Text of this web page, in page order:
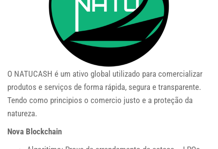
O NATUCASH é um ativo global utilizado para comercializar
produtos e serviços de forma rápida, segura e transparente.
Tendo como principios o comercio justo e a proteção da
natureza.
Nova Blockchain